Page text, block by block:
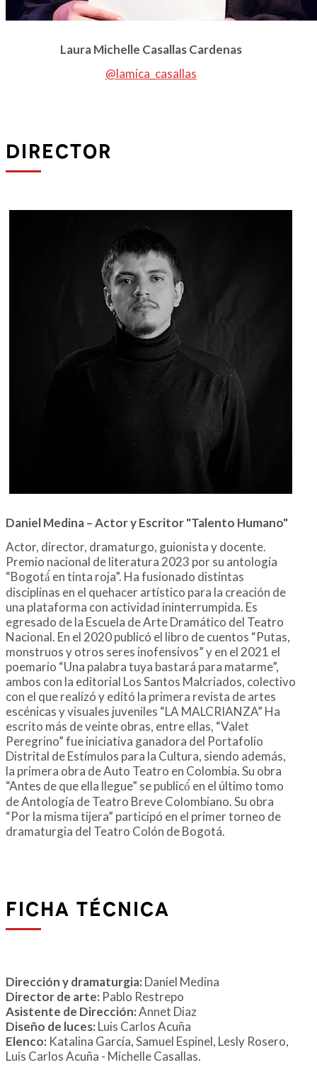
Laura Michelle Casallas Cardenas
@lamica_casallas
DIRECTOR
Daniel Medina – Actor y Escritor "Talento Humano"
Actor, director, dramaturgo, guionista y docente.
Premio nacional de literatura 2023 por su antología
“Bogotá́ en tinta roja”. Ha fusionado distintas
disciplinas en el quehacer artístico para la creación de
una plataforma con actividad ininterrumpida. Es
egresado de la Escuela de Arte Dramático del Teatro
Nacional. En el 2020 publicó el libro de cuentos “Putas,
monstruos y otros seres inofensivos” y en el 2021 el
poemario “Una palabra tuya bastará para matarme”,
ambos con la editorial Los Santos Malcriados, colectivo
con el que realizó y editó la primera revista de artes
escénicas y visuales juveniles “LA MALCRIANZA” Ha
escrito más de veinte obras, entre ellas, “Valet
Peregrino” fue iniciativa ganadora del Portafolio
Distrital de Estímulos para la Cultura, siendo además,
la primera obra de Auto Teatro en Colombia. Su obra
“Antes de que ella llegue” se publicó́ en el último tomo
de Antología de Teatro Breve Colombiano. Su obra
“Por la misma tijera” participó en el primer torneo de
dramaturgia del Teatro Colón de Bogotá.
FICHA TÉCNICA
Dirección y dramaturgia: Daniel Medina
Director de arte: Pablo Restrepo
Asistente de Dirección:Annet Diaz
Diseño de luces: Luis Carlos Acuña
Elenco: Katalina García, Samuel Espinel, Lesly Rosero,
Luis Carlos Acuña - Michelle Casallas.